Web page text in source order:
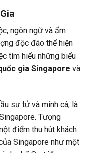
ngôn ngữ và ẩm
độc đáo thể hiện
tìm hiểu những biểu
gia Singapore và
sư tử và mình cá, là
Tượng
điểm thu hút khách
Singapore như một